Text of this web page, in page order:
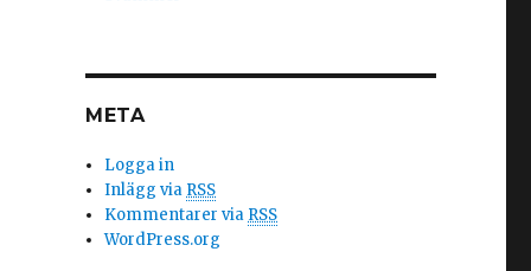
META
Logga in
Inlägg via RSS
Kommentarer via RSS
WordPress.org